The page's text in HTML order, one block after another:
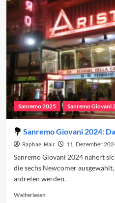
Giovani
2025
kann
beginnen
Sanremo 2025 Sanremo Giovani
Sanremo Giovani 2024:
Raphael Mair 11. Dezember
Sanremo Giovani 2024 nähert
die sechs Newcomer
antreten werden.
WeiterlesenRead